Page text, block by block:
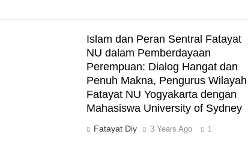
Islam dan Peran Sentral Fatayat
NU dalam Pemberdayaan
Perempuan: Dialog Hangat dan
Penuh Makna, Pengurus Wilayah
Fatayat NU Yogyakarta dengan
Mahasiswa University of Sydney
Fatayat Diy 3 Years Ago 1